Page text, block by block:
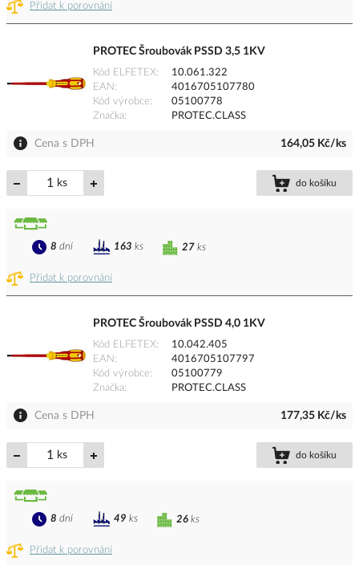
Přidat k porovnání
PROTEC Šroubovák PSSD 3,5 1KV
Kód ELFETEX
10.061.322
EAN
4016705107780
Kód výrobce
05100778
Značka
PROTEC.CLASS
Cena s DPH 164,05 Kč/ks
ks do košíku
Přidat k porovnání
27 ks
8 dní 163 ks
PROTEC Šroubovák PSSD 4,0 1KV
Kód ELFETEX
10.042.405
EAN
4016705107797
Kód výrobce
05100779
Značka
PROTEC.CLASS
Cena s DPH 177,35 Kč/ks
ks do košíku
Přidat k porovnání
26 ks
8 dní 49 ks